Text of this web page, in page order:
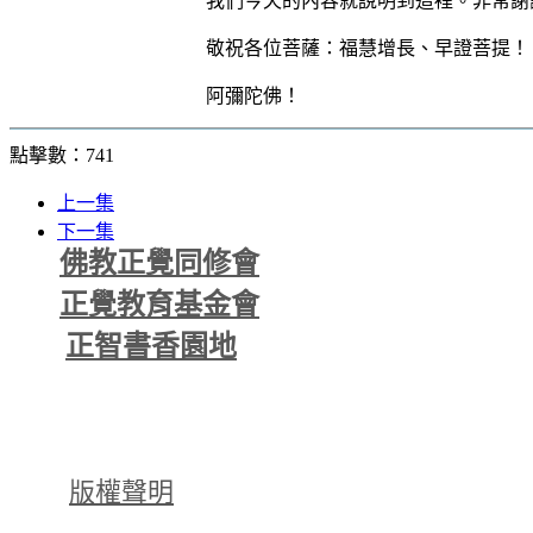
敬祝各位菩薩：福慧增長、早證菩提！
阿彌陀佛！
點擊數：741
上一集
下一集
佛教正覺同修會
正覺教育基金會
正智書香園地
版權聲明